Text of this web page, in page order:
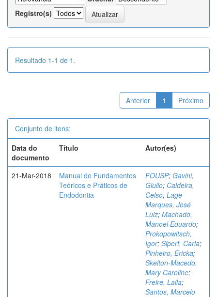
Registro(s)
Resultado 1-1 de 1.
Anterior 1 Próximo
Conjunto de itens:
Data do
documento
Título Autor(es)
21-Mar-2018
Manual de Fundamentos
Teóricos e Práticos de
Endodontia
FOUSP; Gavini,
Giulio; Caldeira,
Celso; Lage-
Marques, José
Luiz; Machado,
Manoel Eduardo;
Prokopowitsch,
Igor; Sipert, Carla;
Pinheiro, Ericka;
Skelton-Macedo,
Mary Caroline;
Freire, Laila;
Santos, Marcelo